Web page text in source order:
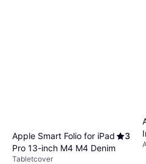
Apple Smart Folio for iPad
Pro 13-inch M4 M4 Denim
3
Tabletcover